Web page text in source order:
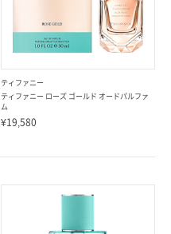
ティファニー
ティファニー ローズ ゴールド オードパルファ
ム
¥19,580